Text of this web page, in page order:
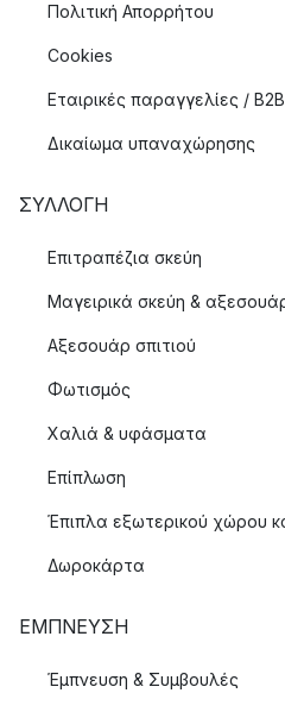
Πολιτική Απορρήτου
Cookies
Εταιρικές παραγγελίες / B2B
Δικαίωμα υπαναχώρησης
ΣΥΛΛΟΓΉ
Επιτραπέζια σκεύη
Μαγειρικά σκεύη &
Αξεσουάρ σπιτιού
Φωτισμός
Χαλιά & υφάσματα
Επίπλωση
Έπιπλα εξωτερικού χώρου
Δωροκάρτα
ΈΜΠΝΕΥΣΗ
Έμπνευση & Συμβουλές